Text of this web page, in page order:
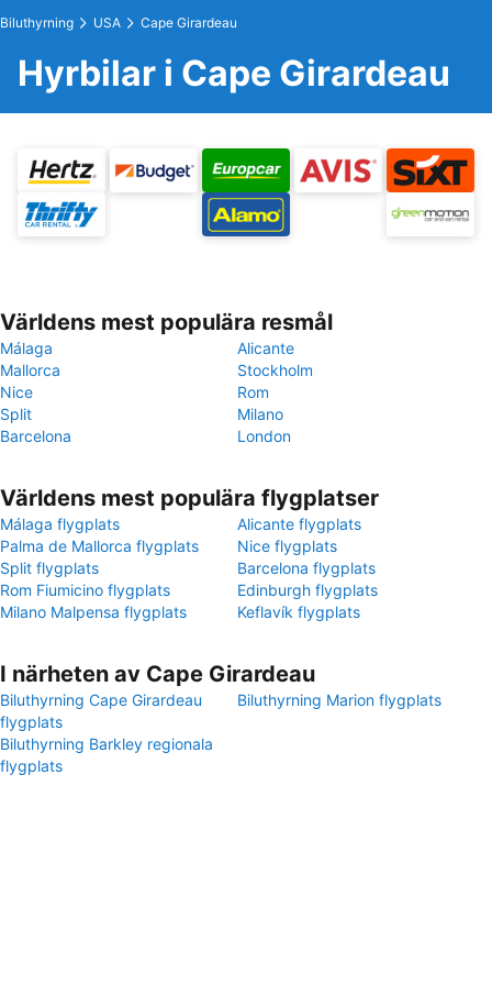
Biluthyrning USA Cape Girardeau
Hyrbilar i Cape Girardeau
Världens mest populära resmål
Málaga
Alicante
Mallorca
Stockholm
Nice
Rom
Split
Milano
Barcelona
London
Världens mest populära flygplatser
Málaga flygplats
Alicante flygplats
Palma de Mallorca flygplats
Nice flygplats
Split flygplats
Barcelona flygplats
Rom Fiumicino flygplats
Edinburgh flygplats
Milano Malpensa flygplats
Keflavík flygplats
I närheten av Cape Girardeau
Biluthyrning Cape Girardeau
flygplats
Biluthyrning Marion flygplats
Biluthyrning Barkley regionala
flygplats